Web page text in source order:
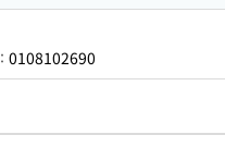
0108102690